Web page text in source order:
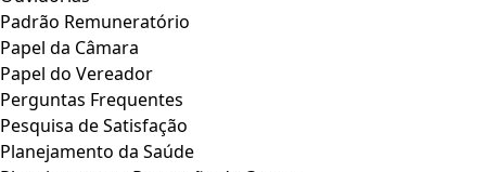
Padrão Remuneratório
Papel da Câmara
Papel do Vereador
Perguntas Frequentes
Pesquisa de Satisfação
Planejamento da Saúde